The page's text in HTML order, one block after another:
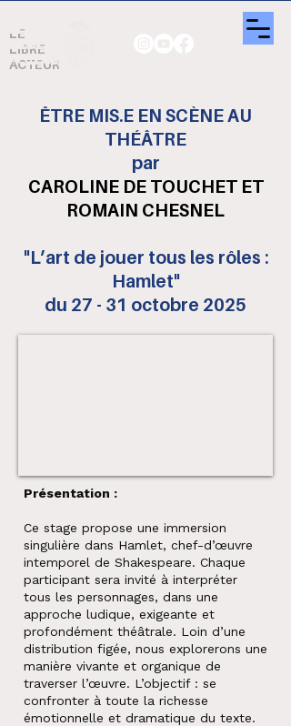
LE
LIBRE
ACTEUR
ÊTRE MIS.E EN SCÈNE AU
THÉÂTRE
par
CAROLINE DE TOUCHET ET
ROMAIN CHESNEL
"L’art de jouer tous les rôles :
Hamlet"
du 27 - 31 octobre 2025
Présentation :
Ce stage propose une immersion
singulière dans Hamlet, chef-d’œuvre
intemporel de Shakespeare. Chaque
participant sera invité à interpréter
tous les personnages, dans une
approche ludique, exigeante et
profondément théâtrale. Loin d’une
distribution figée, nous explorerons une
manière vivante et organique de
traverser l’œuvre. L’objectif : se
confronter à toute la richesse
émotionnelle et dramatique du texte.